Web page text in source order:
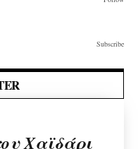
Subscribe
Χαϊδάρι